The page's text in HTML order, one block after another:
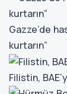
Gazze’de
kurtarın”
Filistin,